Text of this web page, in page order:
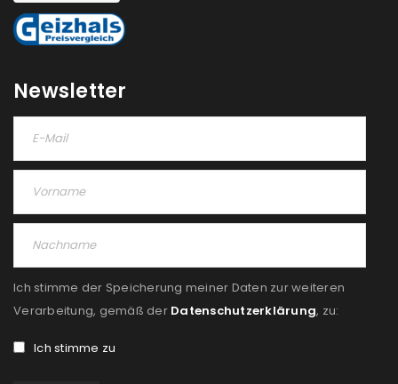
Newsletter
Ich stimme der Speicherung meiner Daten zur weiteren
Verarbeitung, gemäß der Datenschutzerklärung, zu:
Ich stimme zu